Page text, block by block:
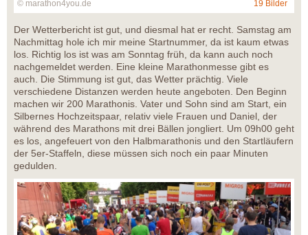
© marathon4you.de 19 Bilder
Der Wetterbericht ist gut, und diesmal hat er recht. Samstag am
Nachmittag hole ich mir meine Startnummer, da ist kaum etwas
los. Richtig los ist was am Sonntag früh, da kann auch noch
nachgemeldet werden. Eine kleine Marathonmesse gibt es
auch. Die Stimmung ist gut, das Wetter prächtig. Viele
verschiedene Distanzen werden heute angeboten. Den Beginn
machen wir 200 Marathonis. Vater und Sohn sind am Start, ein
Silbernes Hochzeitspaar, relativ viele Frauen und Daniel, der
während des Marathons mit drei Bällen jongliert. Um 09h00 geht
es los, angefeuert von den Halbmarathonis und den Startläufern
der 5er-Staffeln, diese müssen sich noch ein paar Minuten
gedulden.